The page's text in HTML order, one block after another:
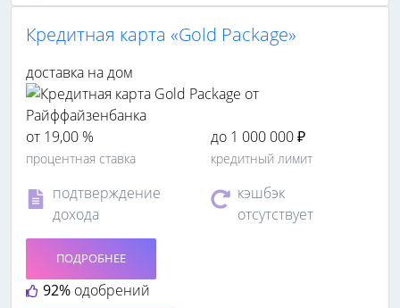
Кредитная карта «Gold Package»
доставка на дом
от 19,00 %
процентная ставка
до 1 000 000 ₽
кредитный лимит
подтверждение
дохода
кэшбэк
отсутствует
92% одобрений
ПОДРОБНЕЕ